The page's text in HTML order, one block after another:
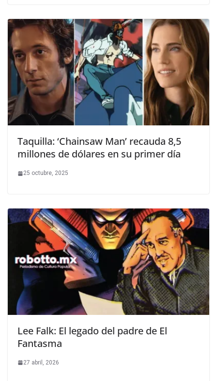
Taquilla: ‘Chainsaw Man’ recauda 8,5
millones de dólares en su primer día
25 octubre, 2025
Lee Falk: El legado del padre de El
Fantasma
27 abril, 2026